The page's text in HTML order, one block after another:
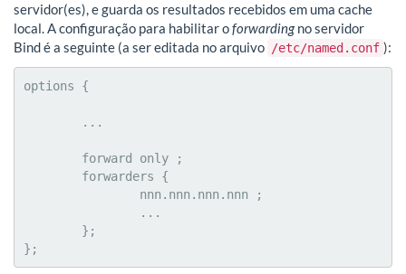
servidor(es), e guarda os resultados recebidos em uma cache
local. A configuração para habilitar oforwardingno servidor
Bind é a seguinte (a ser editada no arquivo /etc/named.conf ):
options {
};